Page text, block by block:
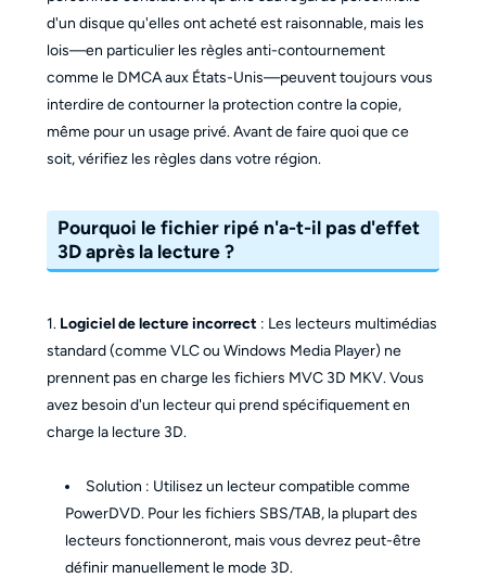
d'un disque qu'elles ont acheté est raisonnable, mais les
lois—en particulier les règles anti-contournement
comme le DMCA aux États-Unis—peuvent toujours vous
interdire de contourner la protection contre la copie,
même pour un usage privé. Avant de faire quoi que ce
soit, vérifiez les règles dans votre région.
Pourquoi le fichier ripé n'a-t-il pas d'effet
3D après la lecture ?
1.Logiciel de lecture incorrect : Les lecteurs multimédias
standard (comme VLC ou Windows Media Player) ne
prennent pas en charge les fichiers MVC 3D MKV. Vous
avez besoin d'un lecteur qui prend spécifiquement en
charge la lecture 3D.
Solution : Utilisez un lecteur compatible comme
PowerDVD. Pour les fichiers SBS/TAB, la plupart des
lecteurs fonctionneront, mais vous devrez peut-être
définir manuellement le mode 3D.